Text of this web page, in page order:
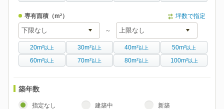
専有面積（m²） 坪数で指定
～
20m²以上 30m²以上 40m²以上 50m²以上
60m²以上 70m²以上 80m²以上 100m²以上
築年数
指定なし 建築中 新築